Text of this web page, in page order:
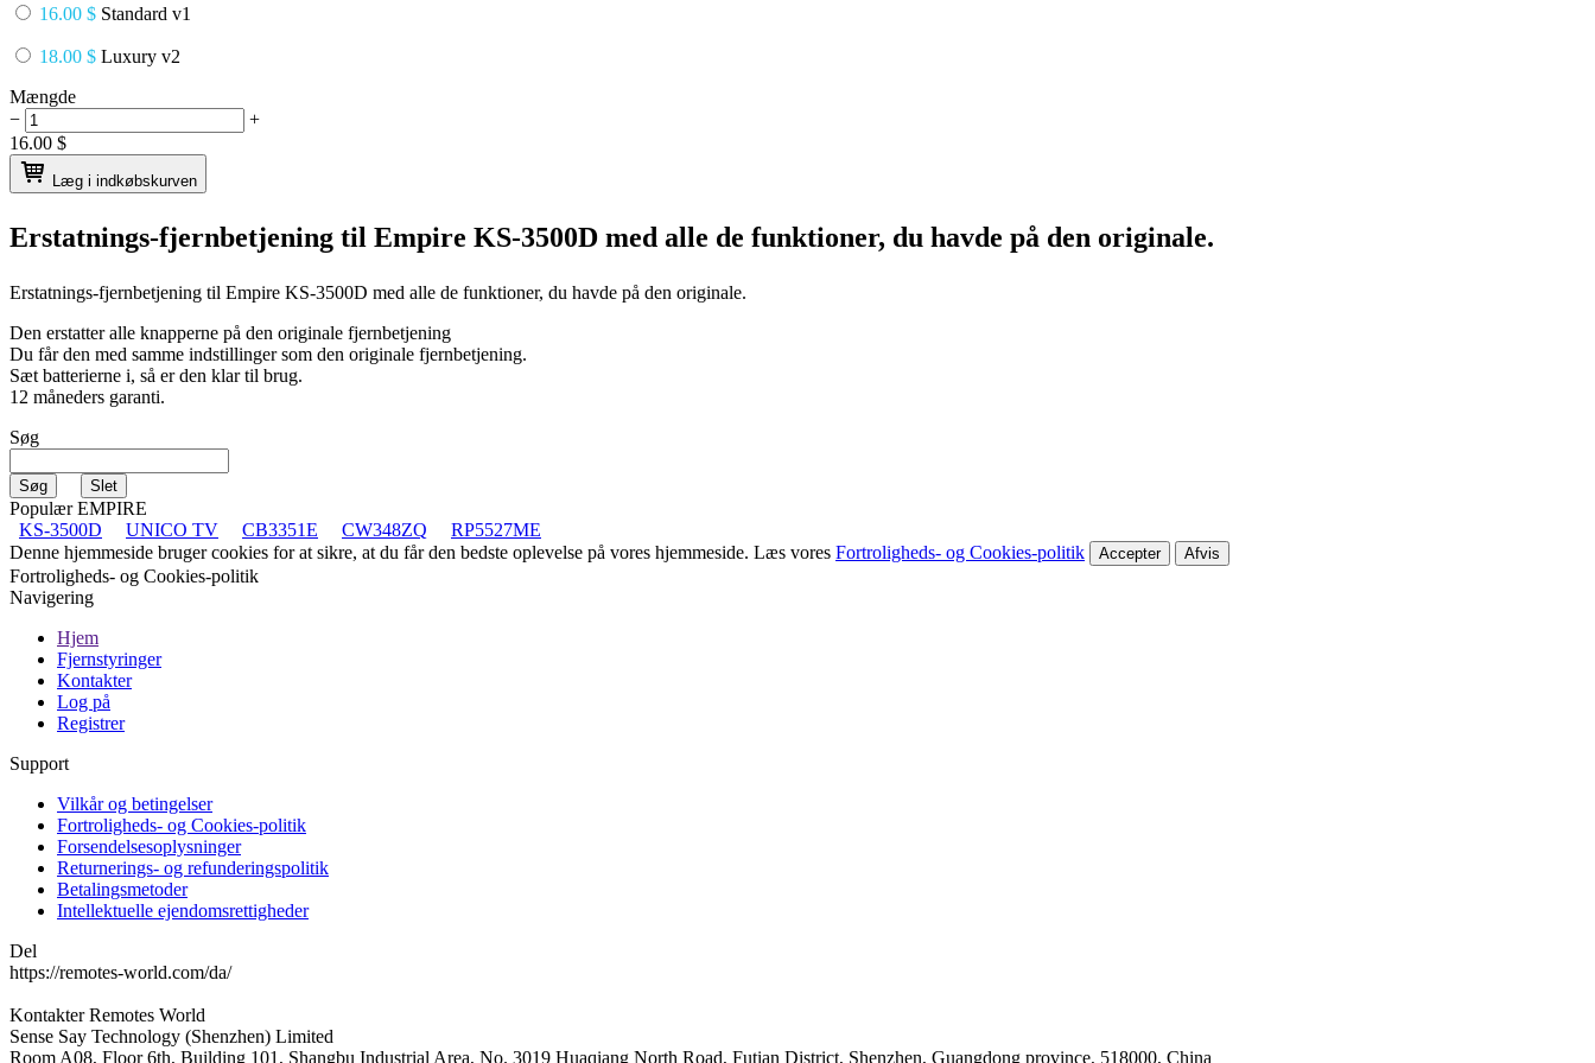
16.00 $ Standard v1
18.00 $ Luxury v2
Mængde
−
+
16.00 $
Læg i indkøbskurven
Erstatnings-fjernbetjening til Empire KS-3500D med alle de funktioner, du havde på den originale.
Erstatnings-fjernbetjening til Empire KS-3500D med alle de funktioner, du havde på den originale.
Den erstatter alle knapperne på den originale fjernbetjening
Du får den med samme indstillinger som den originale fjernbetjening.
Sæt batterierne i, så er den klar til brug.
12 måneders garanti.
Søg
Populær EMPIRE
KS-3500D
UNICO TV CB3351E CW348ZQ
RP5527ME
Denne hjemmeside bruger cookies for at sikre, at du får den bedste oplevelse på vores hjemmeside. Læs vores Fortroligheds- og Cookies-politik Accepter Afvis
Fortroligheds- og Cookies-politik
Navigering
Hjem
Fjernstyringer
Kontakter
Log på
Registrer
Support
Vilkår og betingelser
Fortroligheds- og Cookies-politik
Forsendelsesoplysninger
Returnerings- og refunderingspolitik
Betalingsmetoder
Intellektuelle ejendomsrettigheder
Del
https://remotes-world.com/da/
Kontakter Remotes World
Sense Say Technology (Shenzhen) Limited
Room A08, Floor 6th, Building 101, Shangbu Industrial Area, No. 3019 Huaqiang North Road, Futian District, Shenzhen, Guangdong province, 518000, China